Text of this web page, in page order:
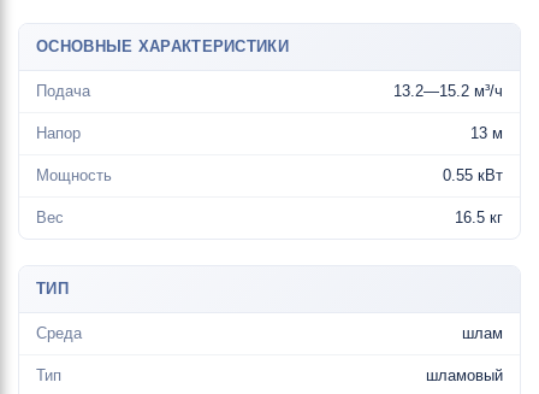
ОСНОВНЫЕ ХАРАКТЕРИСТИКИ
Подача 13.2—15.2 м³/ч
Напор 13 м
Мощность 0.55 кВт
Вес 16.5 кг
ТИП
Среда шлам
Тип шламовый